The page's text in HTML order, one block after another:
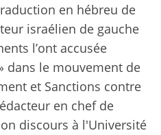
en hébreu de
israélien de gauche
l’ont accusée
dans le mouvement de
et Sanctions contre
en chef de
discours à l'Université